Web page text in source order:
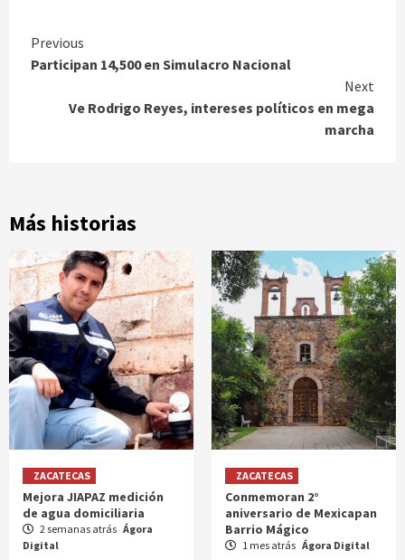
Continue
Reading
Previous
Participan 14,500 en Simulacro Nacional
Next
Ve Rodrigo Reyes, intereses políticos en mega
marcha
Más historias
ZACATECAS
Mejora JIAPAZ medición
de agua domiciliaria
2 semanas atrás Ágora
Digital
ZACATECAS
Conmemoran 2°
aniversario de Mexicapan
Barrio Mágico
1 mes atrás Ágora Digital